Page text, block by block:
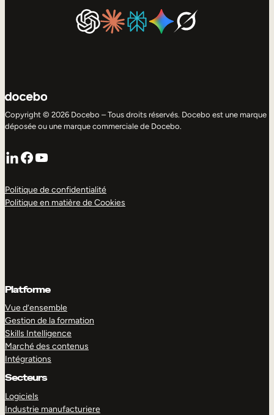
Copyright © 2026 Docebo – Tous droits réservés. Docebo est une marque
déposée ou une marque commerciale de Docebo.
LinkedIn
Facebook
YouTube
Politique de confidentialité
Politique en matière de Cookies
Platforme
Vue d’ensemble
Gestion de la formation
Skills Intelligence
Marché des contenus
Intégrations
Secteurs
Logiciels
Industrie manufacturiere